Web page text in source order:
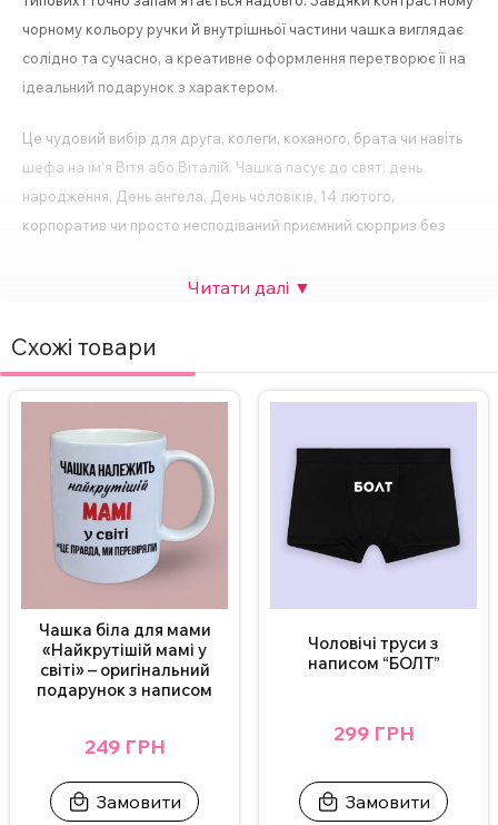
чорному кольору ручки й внутрішньої частини чашка виглядає
солідно та сучасно, а креативне оформлення перетворює її на
ідеальний подарунок з характером.
Це чудовий вибір для друга, колеги, коханого, брата чи навіть
шефа на ім’я Вітя або Віталій. Чашка пасує до свят: день
народження, День ангела, День чоловіків, 14 лютого,
корпоратив чи просто несподіваний приємний сюрприз без
настрою зранку і щодня нагадує про людину, яка подарувала
Виготовлена з якісної кераміки, чашка не лише міцна та зручна
у використанні, а й довго зберігає яскравість принта. Це не
ноткою веселого тролінгу.
Схожі товари
Чашка біла для мами
«Найкрутішій мамі у
світі» – оригінальний
подарунок з написом
249 ГРН
Замовити
Чоловічі труси з
написом “БОЛТ”
299 ГРН
Замовити